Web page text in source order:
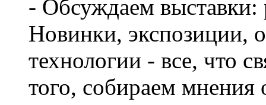
- Обсуждаем выставки:
Новинки, экспозиции,
технологии - все, что
того, собираем